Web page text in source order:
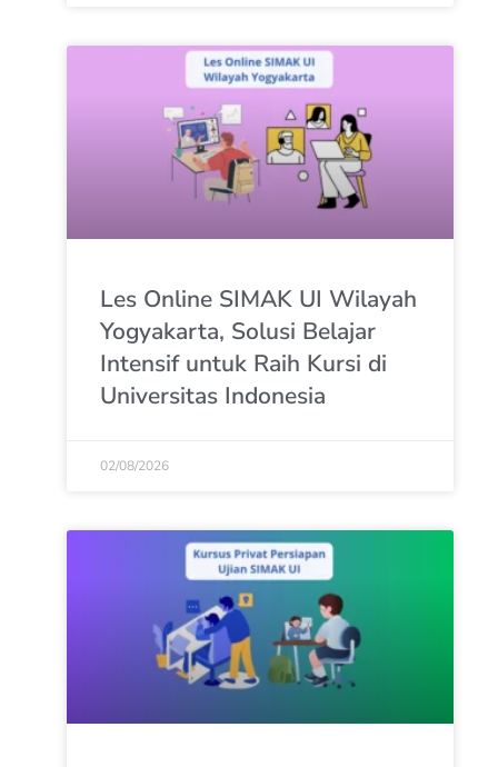
Les Online SIMAK UI Wilayah
Yogyakarta, Solusi Belajar
Intensif untuk Raih Kursi di
Universitas Indonesia
02/08/2026